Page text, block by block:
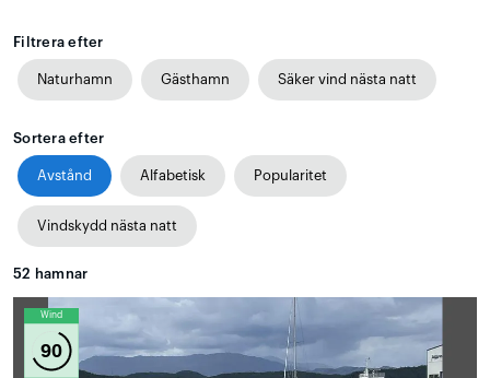
Filtrera efter
Naturhamn Gästhamn Säker vind nästa natt
Sortera efter
Avstånd Alfabetisk Popularitet
Vindskydd nästa natt
52 hamnar
Wind
90